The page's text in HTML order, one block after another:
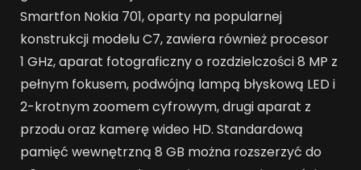
Smartfon Nokia 701, oparty na popularnej
konstrukcji modelu C7, zawiera również procesor
1 GHz, aparat fotograficzny o rozdzielczości 8 MP z
pełnym fokusem, podwójną lampą błyskową LED i
2-krotnym zoomem cyfrowym, drugi aparat z
przodu oraz kamerę wideo HD. Standardową
pamięć wewnętrzną 8 GB można rozszerzyć do